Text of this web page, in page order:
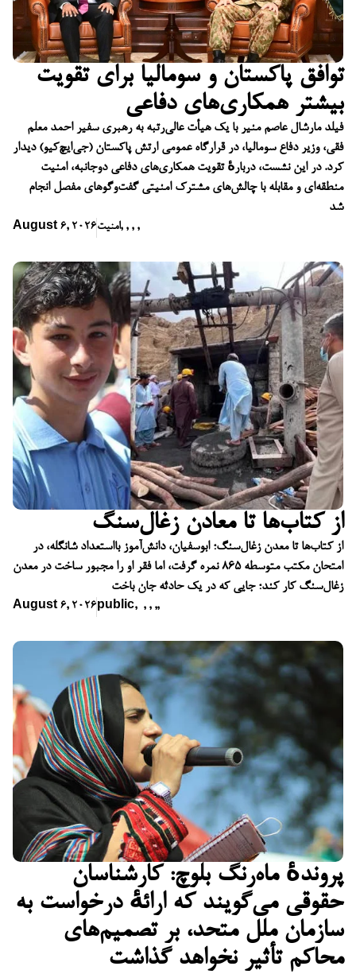
توافق پاکستان و سومالیا برای تقویت
بیشتر همکاری‌های دفاعی
فیلد مارشال عاصم منیر با یک هیأت عالی‌رتبه به رهبری سفیر احمد معلم
فقی، وزیر دفاع سومالیا، در قرارگاه عمومی ارتش پاکستان (جی‌ایچ‌کیو) دیدار
کرد. در این نشست، دربارهٔ تقویت همکاری‌های دفاعی دوجانبه، امنیت
منطقه‌ای و مقابله با چالش‌های مشترک امنیتی گفت‌وگوهای مفصل انجام
شد
August 6, 2026امنیت, , , ,
از کتاب‌ها تا معادن زغال‌سنگ
از کتاب‌ها تا معدن زغال‌سنگ؛ ابوسفیان، دانش‌آموز بااستعداد شانگله، در
امتحان مکتب متوسطه ۸۶۵ نمره گرفت، اما فقر او را مجبور ساخت در معدن
زغال‌سنگ کار کند؛ جایی که در یک حادثه جان باخت
August 6, 2026 public, ,,,,
پروندهٔ ماه‌رنگ بلوچ: کارشناسان
حقوقی می‌گویند که ارائهٔ درخواست به
سازمان ملل متحد، بر تصمیم‌های
محاکم تأثیر نخواهد گذاشت